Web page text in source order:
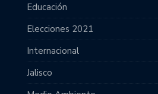
Educación
Elecciones 2021
Internacional
Jalisco